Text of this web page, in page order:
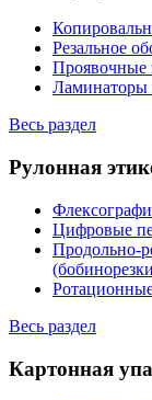
Резальное
Проявочные
Ламинаторы
Весь раздел
Рулонная
Цифровые
Продольно-
Весь раздел
Картонная